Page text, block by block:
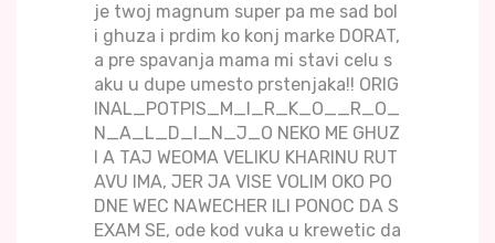
je twoj magnum super pa me sad bol
i ghuza i prdim ko konj marke DORAT,
a pre spavanja mama mi stavi celu s
aku u dupe umesto prstenjaka!! ORIG
INAL_POTPIS_M_I_R_K_O__R_O_
N_A_L_D_I_N_J_O NEKO ME GHUZ
I A TAJ WEOMA VELIKU KHARINU RUT
AVU IMA, JER JA VISE VOLIM OKO PO
DNE WEC NAWECHER ILI PONOC DA S
EXAM SE, ode kod vuka u krewetic da